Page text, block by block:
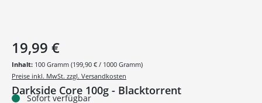
Darkside Core 100g - Blacktorrent
19,99 €
Inhalt: 100 Gramm (199,90 € / 1000 Gramm)
Preise inkl. MwSt. zzgl. Versandkosten
Sofort verfügbar